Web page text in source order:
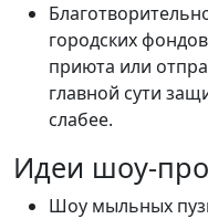
городских
приюта или
главной сути
слабее.
Идеи шоу-
Шоу мыльных